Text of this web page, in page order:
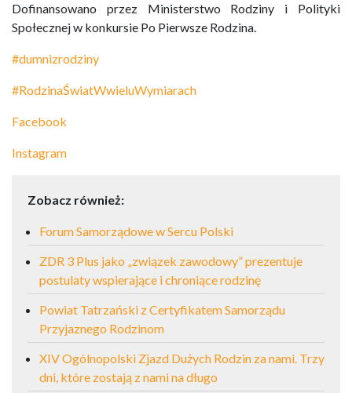
Dofinansowano przez Ministerstwo Rodziny i Polityki
Społecznej w konkursie Po Pierwsze Rodzina.
#dumnizrodziny
#RodzinaŚwiatWwieluWymiarach
Facebook
Instagram
Zobacz również:
Forum Samorządowe w Sercu Polski
ZDR 3 Plus jako „związek zawodowy” prezentuje
postulaty wspierające i chroniące rodzinę
Powiat Tatrzański z Certyfikatem Samorządu
Przyjaznego Rodzinom
XIV Ogólnopolski Zjazd Dużych Rodzin za nami. Trzy
dni, które zostają z nami na długo